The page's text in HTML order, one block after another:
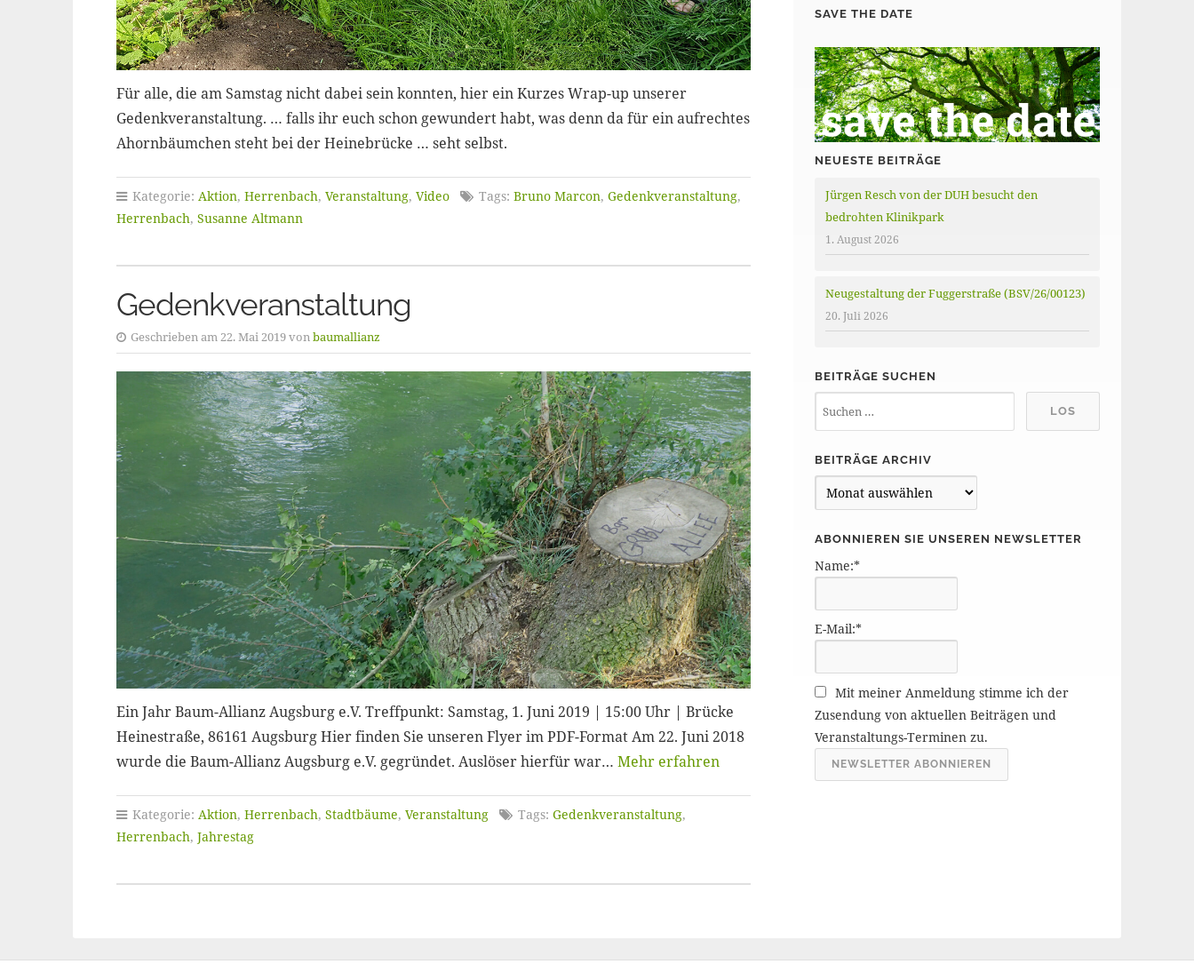
Für alle, die am Samstag nicht dabei sein konnten, hier ein Kurzes Wrap-up unserer
Gedenkveranstaltung. … falls ihr euch schon gewundert habt, was denn da für ein aufrechtes
Ahornbäumchen steht bei der Heinebrücke … seht selbst.
Kategorie: Aktion, Herrenbach, Veranstaltung, Video Tags: Bruno Marcon, Gedenkveranstaltung,
Herrenbach, Susanne Altmann
Gedenkveranstaltung
Geschrieben am 22. Mai 2019 vonbaumallianz
Ein Jahr Baum-Allianz Augsburg e.V. Treffpunkt: Samstag, 1. Juni 2019 | 15:00 Uhr | Brücke
Heinestraße, 86161 Augsburg Hier finden Sie unseren Flyer im PDF-Format Am 22. Juni 2018
wurde die Baum-Allianz Augsburg e.V. gegründet. Auslöser hierfür war… Mehr erfahren
Kategorie: Aktion, Herrenbach, Stadtbäume, Veranstaltung Tags: Gedenkveranstaltung,
Herrenbach, Jahrestag
SAVE THE DATE
NEUESTE BEITRÄGE
Jürgen Resch von der DUH besucht den
bedrohten Klinikpark
1. August 2026
Neugestaltung der Fuggerstraße (BSV/26/00123)
20. Juli 2026
BEITRÄGE SUCHEN
BEITRÄGE ARCHIV
e
r
e
r
c
h
i
ABONNIEREN SIE UNSEREN NEWSLETTER
Name:*
E-Mail:*
Mit meiner Anmeldung stimme ich der
Zusendung von aktuellen Beiträgen und
Veranstaltungs-Terminen zu.